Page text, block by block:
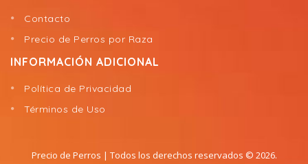
Contacto
Precio de Perros por Raza
INFORMACIÓN ADICIONAL
Política de Privacidad
Términos de Uso
Precio de Perros | Todos los derechos reservados © 2026.